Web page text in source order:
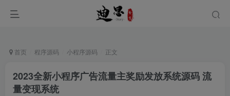
首页 程序源码 小程序源码 正文
2023全新小程序广告流量主奖励发放系统源码 流
量变现系统